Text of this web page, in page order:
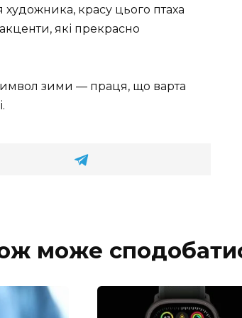
красу цього птаха
які прекрасно
зими — праця, що варта
може